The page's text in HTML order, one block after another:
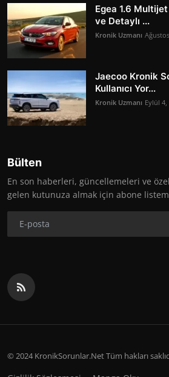
Egea 1.6
ve Detaylı ...
Kronik Uzmanı
Jaecoo Kronik
Kullanıcı Yor...
Kronik Uzmanı Eylül 4,
Bülten
En son haberleri, güncellemeleri ve
gelen kutunuza almak için abone
© 2024 KronikSorunlar.Net Tüm hakları